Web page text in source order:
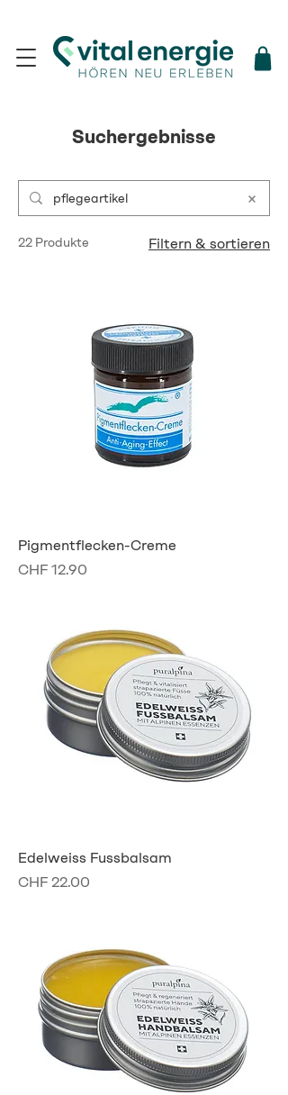
Suchergebnisse
22 Produkte Filtern & sortieren
Pigmentflecken-Creme
Preis
CHF 12.90
Edelweiss Fussbalsam
Preis
CHF 22.00